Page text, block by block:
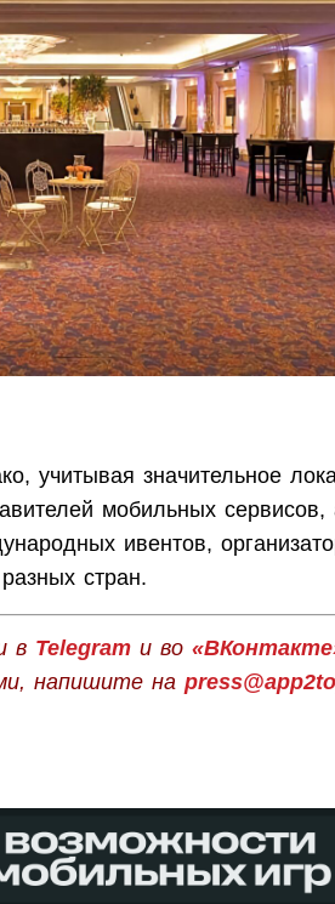
учитывая значительное
мобильных сервисов,
ивентов,
стран.
в Telegramи во
напишите на